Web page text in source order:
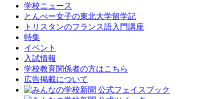
学校ニュース
とんぺー女子の東北大学留学記
トリスタンのフランス語入門講座
特集
イベント
入試情報
学校教育関係者の方はこちら
広告掲載について